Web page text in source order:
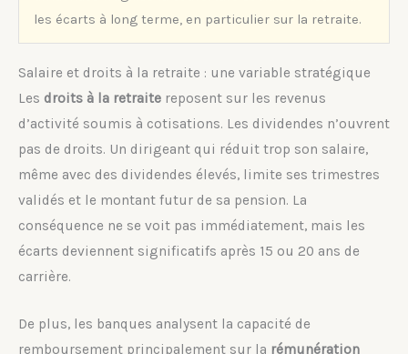
les écarts à long terme, en particulier sur la retraite.
Salaire et droits à la retraite : une variable stratégique
Les droits à la retraite reposent sur les revenus
d’activité soumis à cotisations. Les dividendes n’ouvrent
pas de droits. Un dirigeant qui réduit trop son salaire,
même avec des dividendes élevés, limite ses trimestres
validés et le montant futur de sa pension. La
conséquence ne se voit pas immédiatement, mais les
écarts deviennent significatifs après 15 ou 20 ans de
carrière.
De plus, les banques analysent la capacité de
remboursement principalement sur la rémunération